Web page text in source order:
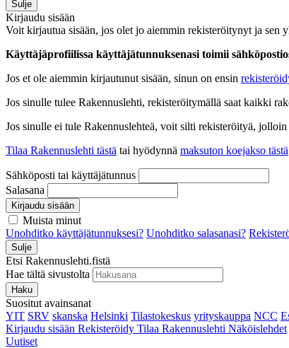
Sulje
Kirjaudu sisään
Voit kirjautua sisään, jos olet jo aiemmin rekisteröitynyt ja sen
Käyttäjäprofiilissa käyttäjätunnuksenasi toimii
Jos et ole aiemmin kirjautunut sisään, sinun on ensin
Jos sinulle tulee Rakennuslehti, rekisteröitymällä saat kaikki
Jos sinulle ei tule Rakennuslehteä, voit silti rekisteröityä,
Tilaa Rakennuslehti tästä tai hyödynnä maksuton koejakso tästä
Sähköposti tai käyttäjätunnus
Salasana
Kirjaudu sisään
Muista minut
Unohditko käyttäjätunnuksesi? Unohditko salasanasi?
Sulje
Etsi Rakennuslehti.fistä
Hae tältä sivustolta
Haku
Suositut avainsanat
YIT SRV skanska Helsinki Tilastokeskus yrityskauppa NCC
Kirjaudu sisään Rekisteröidy Tilaa Rakennuslehti Näköislehdet
Uutiset